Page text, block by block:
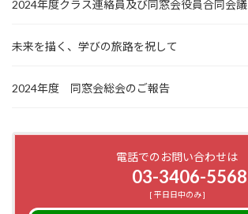
2024年度クラス連絡員及び同窓会役員合同会議
未来を描く、学びの旅路を祝して
2024年度 同窓会総会のご報告
電話でのお問い合わせは
03-3406-5568
[ 平日日中のみ ]